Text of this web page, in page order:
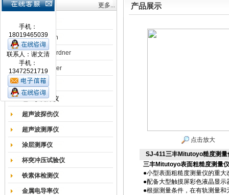
手机：
18019465039
联系人：谢文清
手机：
13472521719
产品目录 更多...
涂膜机
德国Erichsen
德国BYK-Gardner
英国Elcometer
耐磨试验机
色差仪光泽仪
超声波探伤仪
超声波测厚仪
涂层测厚仪
杯突冲压试验仪
铁素体检测仪
金属电导率仪
产品展示
点击放大
SJ-411三丰Mitutoyo糙度测
三丰Mitutoyo表面粗糙度测量仪
●小型表面粗糙度测量仪的重大
●配备大型触摸屏彩色液晶显
●根据测量条件，在有轨测量